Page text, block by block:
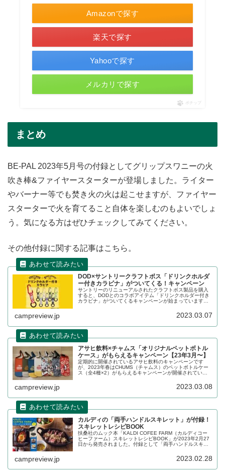
Amazonで探す
楽天で探す
Yahooで探す
メルカリで探す
ポチップ
まとめ
BE-PAL 2023年5月号の付録としてグリップスワニーの火
吹き棒&ファイヤースターターが登場しました。ライター
やバーナー等でも焚き火の火は起こせますが、ファイヤー
スターターで火を育てること自体を楽しむのもよいでしょ
う。気になる方はぜひチェックしてみてください。
その他付録に関する記事はこちら。
DOD×サントリークラフトボス「ドリンクホルダ
ー付きカラビナ」がついてくる！キャンペーン
サントリーのリニューアルされたクラフトボス製品を購入
すると、DODとのコラボアイテム「ドリンクホルダー付き
カラビナ」がついてくるキャンペーンが始まっています。
campreview.jp 2023.03.07
アサヒ飲料×チャムス「オリジナルペットボトル
ケース」がもらえるキャンペーン【23年3月〜】
定期的に開催されているアサヒ飲料のキャンペーンです
が、2023年春はCHUMS（チャムス）のペットボトルケー
ス（全4種×2）がもらえるキャンペーンが開催されていま
トル製品4本購入で1つもらえます。詳細をレビューしま
campreview.jp 2023.03.08
カルディの「両手ハンドルスキレット」が付録！
スキレットレシピBOOK
扶桑社のムック本「KALDI COFEE FARM（カルディコー
ヒーファーム）スキレットレシピBOOK」が2023年2月27
日から発売されました。付録として「両手ハンドルスキレ
campreview.jp 2023.02.28